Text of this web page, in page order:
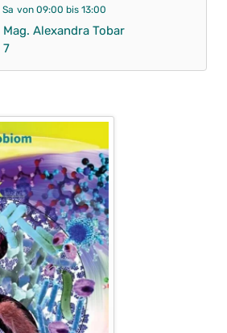
Sa von 09:00 bis 13:00
Mag. Alexandra Tobar
7